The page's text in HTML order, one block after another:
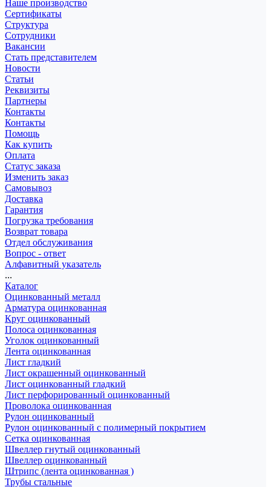
Наше производство
Сертификаты
Структура
Сотрудники
Вакансии
Стать представителем
Новости
Статьи
Реквизиты
Партнеры
Контакты
Контакты
Помощь
Как купить
Оплата
Статус заказа
Изменить заказ
Самовывоз
Доставка
Гарантия
Погрузка требования
Возврат товара
Отдел обслуживания
Вопрос - ответ
Алфавитный указатель
...
Каталог
Оцинкованный металл
Арматура оцинкованная
Круг оцинкованный
Полоса оцинкованная
Уголок оцинкованный
Лента оцинкованная
Лист гладкий
Лист окрашенный оцинкованный
Лист оцинкованный гладкий
Лист перфорированный оцинкованный
Проволока оцинкованная
Рулон оцинкованный
Рулон оцинкованный с полимерный покрытием
Сетка оцинкованная
Швеллер гнутый оцинкованный
Швеллер оцинкованный
Штрипс (лента оцинкованная )
Трубы стальные